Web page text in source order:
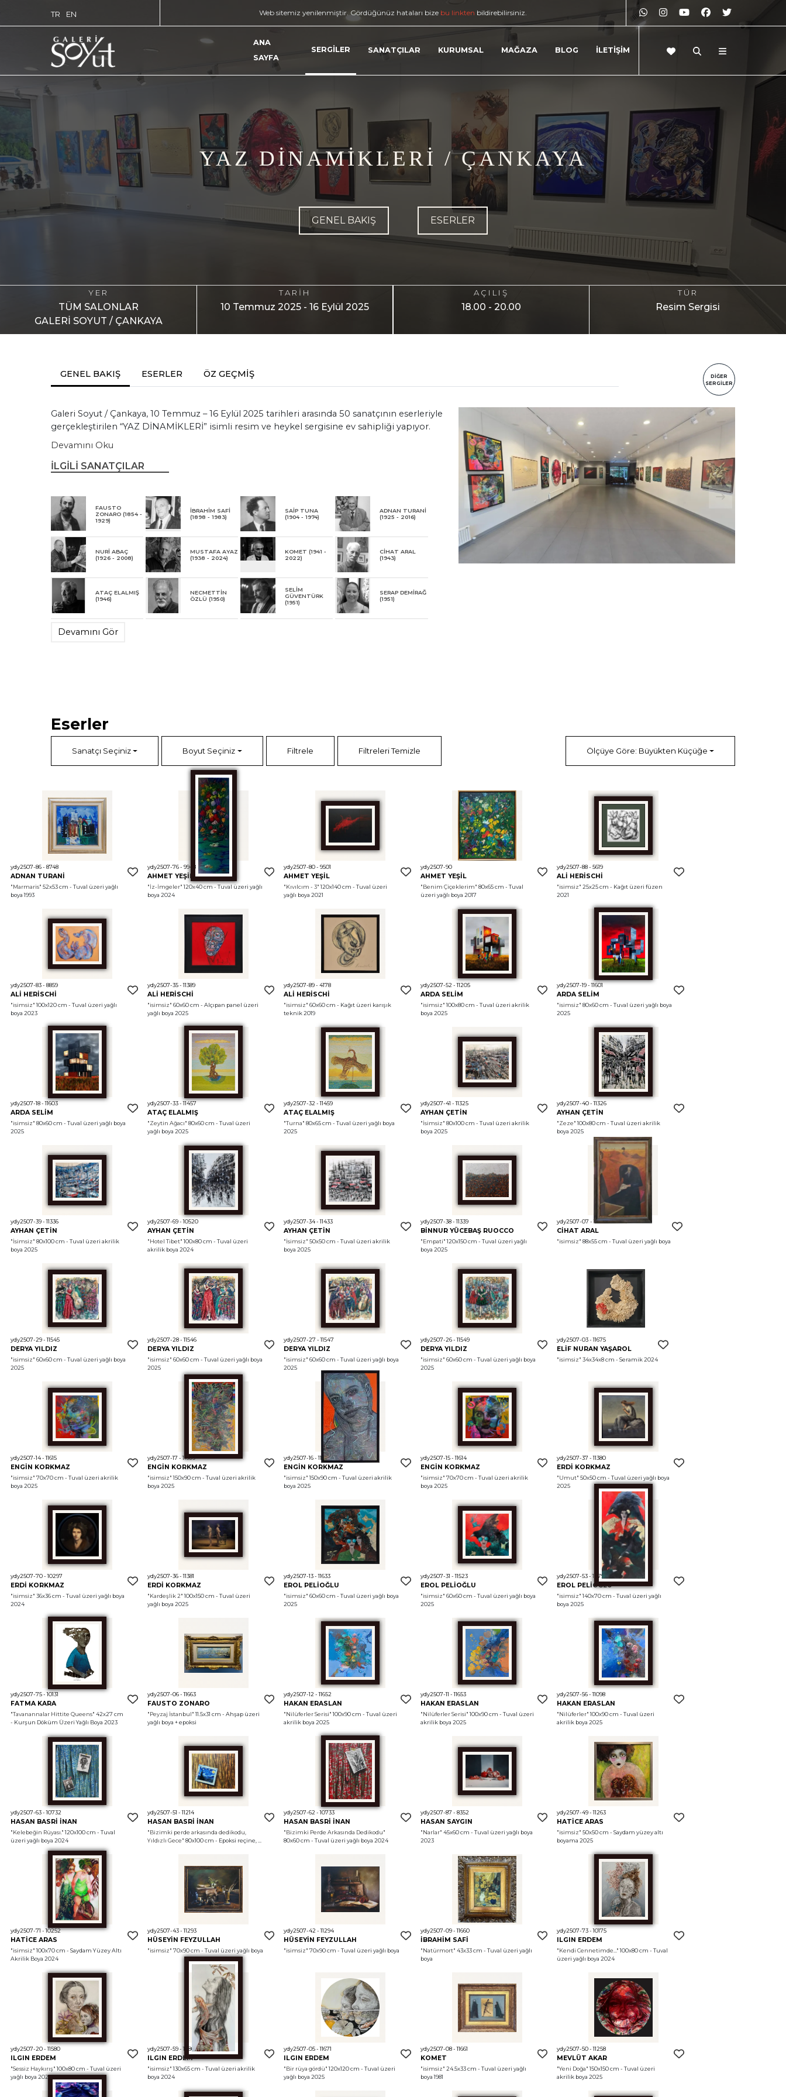
TR EN Web sitemiz yenilenmiştir. Gördüğünüz hataları bize bu linkten bildirebilirsiniz.
ANA
SAYFA
SERGİLER SANATÇILAR KURUMSAL MAĞAZA BLOG İLETİŞİM
YAZ DİNAMİKLERİ / ÇANKAYA
GENEL BAKIŞ ESERLER
YER
TÜM SALONLAR
GALERİ SOYUT / ÇANKAYA
TARİH
10 Temmuz 2025 - 16 Eylül 2025
AÇILIŞ
18.00 - 20.00
TÜR
Resim Sergisi
GENEL BAKIŞ ESERLER ÖZ GEÇMİŞ
DİĞER
SERGİLER
Galeri Soyut / Çankaya, 10 Temmuz – 16 Eylül 2025 tarihleri arasında 50 sanatçının eserleriyle
gerçekleştirilen “YAZ DİNAMİKLERİ” isimli resim ve heykel sergisine ev sahipliği yapıyor.
Devamını Oku
İLGİLİ SANATÇILAR
FAUSTO
ZONARO (1854 -
1929)
İBRAHİM SAFİ
(1898 - 1983)
SAİP TUNA
(1904 - 1974)
ADNAN TURANİ
(1925 - 2016)
NURİ ABAÇ
(1926 - 2008)
MUSTAFA AYAZ
(1938 - 2024)
KOMET (1941 -
2022)
CİHAT ARAL
(1943)
ATAÇ ELALMIŞ
(1946)
NECMETTİN
ÖZLÜ (1950)
SELİM
GÜVENTÜRK
(1951)
SERAP DEMİRAĞ
(1951)
Devamını Gör
Eserler
Sanatçı Seçiniz Boyut Seçiniz Filtrele Filtreleri Temizle Ölçüye Göre: Büyükten Küçüğe
ydy2507-86 - 8748
ADNAN TURANİ
"Marmaris" 52x53 cm - Tuval üzeri yağlı
boya 1993
ydy2507-76 - 9948
AHMET YEŞİL
"İz-İmgeler" 120x40 cm - Tuval üzeri yağlı
boya 2024
ydy2507-80 - 9501
AHMET YEŞİL
"Kıvılcım - 3" 120x140 cm - Tuval üzeri
yağlı boya 2021
ydy2507-90
AHMET YEŞİL
"Benim Çiçeklerim" 80x65 cm - Tuval
üzeri yağlı boya 2017
ydy2507-88 - 5619
ALİ HERİSCHİ
"isimsiz" 25x25 cm - Kağıt üzeri füzen
2021
ydy2507-83 - 8859
ALİ HERİSCHİ
"isimsiz" 100x120 cm - Tuval üzeri yağlı
boya 2023
ydy2507-35 - 11389
ALİ HERİSCHİ
"isimsiz" 60x60 cm - Alçıpan panel üzeri
yağlı boya 2025
ydy2507-89 - 4178
ALİ HERİSCHİ
"isimsiz" 60x60 cm - Kağıt üzeri karışık
teknik 2019
ydy2507-52 - 11205
ARDA SELİM
"isimsiz" 100x80 cm - Tuval üzeri akrilik
boya 2025
ydy2507-19 - 11601
ARDA SELİM
"isimsiz" 80x60 cm - Tuval üzeri yağlı boya
2025
ydy2507-18 - 11603
ARDA SELİM
"isimsiz" 80x60 cm - Tuval üzeri yağlı boya
2025
ydy2507-33 - 11457
ATAÇ ELALMIŞ
"Zeytin Ağacı" 80x60 cm - Tuval üzeri
yağlı boya 2025
ydy2507-32 - 11459
ATAÇ ELALMIŞ
"Turna" 80x65 cm - Tuval üzeri yağlı boya
2025
ydy2507-41 - 11325
AYHAN ÇETİN
"İsimsiz" 80x100 cm - Tuval üzeri akrilik
boya 2025
ydy2507-40 - 11326
AYHAN ÇETİN
"Zeze" 100x80 cm - Tuval üzeri akrilik
boya 2025
ydy2507-39 - 11336
AYHAN ÇETİN
"İsimsiz" 80x100 cm - Tuval üzeri akrilik
boya 2025
ydy2507-69 - 10520
AYHAN ÇETİN
"Hotel Tibet" 100x80 cm - Tuval üzeri
akrilik boya 2024
ydy2507-34 - 11433
AYHAN ÇETİN
"İsimsiz" 50x50 cm - Tuval üzeri akrilik
boya 2025
ydy2507-38 - 11339
BİNNUR YÜCEBAŞ RUOCCO
"Empati" 120x150 cm - Tuval üzeri yağlı
boya 2025
ydy2507-07 - 11662
CİHAT ARAL
"isimsiz"
ydy2507-29 - 11545
DERYA YILDIZ
"isimsiz" 60x60 cm - Tuval üzeri yağlı boya
2025
ydy2507-28 - 11546
DERYA YILDIZ
"isimsiz" 60x60 cm - Tuval üzeri yağlı boya
2025
ydy2507-27 - 11547
DERYA YILDIZ
"isimsiz" 60x60 cm - Tuval üzeri yağlı boya
2025
ydy2507-26 - 11549
DERYA YILDIZ
"isimsiz" 60x60 cm - Tuval üzeri yağlı boya
2025
ydy2507-03 - 11675
ELİF NURAN YAŞAROL
"isimsiz" 34x34x8 cm - Seramik 2024
ydy2507-14 - 11615
ENGİN KORKMAZ
"isimsiz" 70x70 cm - Tuval üzeri akrilik
boya 2025
ydy2507-17 - 11609
ENGİN KORKMAZ
"isimsiz" 150x90 cm - Tuval üzeri akrilik
boya 2025
ydy2507-16 - 11610
ENGİN KORKMAZ
"isimsiz" 150x90 cm - Tuval üzeri akrilik
boya 2025
ydy2507-15 - 11614
ENGİN KORKMAZ
"isimsiz" 70x70 cm - Tuval üzeri akrilik
boya 2025
ydy2507-37 - 11380
ERDİ KORKMAZ
"Umut" 50x50 cm - Tuval üzeri yağlı boya
2025
ydy2507-70 - 10297
ERDİ KORKMAZ
"isimsiz" 36x36 cm - Tuval üzeri yağlı boya
2024
ydy2507-36 - 11381
ERDİ KORKMAZ
"Kardeşlik 2" 100x150 cm - Tuval üzeri
yağlı boya 2025
ydy2507-13 - 11633
EROL PELİOĞLU
"isimsiz" 60x60 cm - Tuval üzeri yağlı boya
2025
ydy2507-31 - 11523
EROL PELİOĞLU
"isimsiz" 60x60 cm - Tuval üzeri yağlı boya
2025
ydy2507-53 - 11179
EROL PELİOĞLU
"isimsiz" 140x70 cm - Tuval üzeri yağlı
boya 2025
ydy2507-75 - 10131
FATMA KARA
"Tavanannalar Hittite Queens" 42x27 cm
- Kurşun Döküm Üzeri Yağlı Boya 2023
ydy2507-06 - 11663
FAUSTO ZONARO
"Peyzaj İstanbul" 11.5x31 cm - Ahşap üzeri
ydy2507-12 - 11652
HAKAN ERASLAN
"Nilüferler Serisi" 100x90 cm - Tuval üzeri
akrilik boya 2025
ydy2507-11 - 11653
HAKAN ERASLAN
"Nilüferler Serisi" 100x90 cm - Tuval üzeri
akrilik boya 2025
ydy2507-56 - 11098
HAKAN ERASLAN
"Nilüferler" 100x90 cm - Tuval üzeri
akrilik boya 2025
ydy2507-63 - 10732
HASAN BASRİ İNAN
"Kelebeğin Rüyası." 120x100 cm - Tuval
üzeri yağlı boya 2024
ydy2507-51 - 11214
HASAN BASRİ İNAN
"Bizimki perde arkasında dedikodu,
Yıldızlı Gece" 80x100 cm - Epoksi reçine,
ydy2507-62 - 10733
HASAN BASRİ İNAN
"Bizimki Perde Arkasında Dedikodu"
80x60 cm - Tuval üzeri yağlı boya 2024
ydy2507-87 - 8352
HASAN SAYGIN
"Narlar" 45x60 cm - Tuval üzeri yağlı boya
2023
ydy2507-49 - 11263
HATİCE ARAS
"isimsiz" 50x50 cm - Saydam yüzey altı
boyama 2025
ydy2507-71 - 10252
HATİCE ARAS
"isimsiz" 100x70 cm - Saydam Yüzey Altı
Akrilik Boya 2024
ydy2507-43 - 11293
HÜSEYİN FEYZULLAH
"isimsiz"
ydy2507-42 - 11294
HÜSEYİN FEYZULLAH
"isimsiz"
ydy2507-09 - 11660
İBRAHİM SAFİ
"Natürmort" 43x33 cm - Tuval üzeri yağlı
ydy2507-73 - 10175
ILGIN ERDEM
"Kendi Cennetimde..." 100x80 cm - Tuval
üzeri yağlı boya 2024
ydy2507-20 - 11580
ILGIN ERDEM
"Sessiz Haykırış" 100x80 cm - Tuval üzeri
yağlı boya 2025
ydy2507-59 - 10863
ILGIN ERDEM
"isimsiz" 130x65 cm - Tuval üzeri akrilik
boya 2024
ydy2507-05 - 11671
ILGIN ERDEM
"Bir rüya gördü" 120x120 cm - Tuval üzeri
yağlı boya 2025
ydy2507-08 - 11661
KOMET
"isimsiz" 24.5x33 cm - Tuval üzeri yağlı
boya 1981
ydy2507-50 - 11258
MEVLÜT AKAR
"Yeni Doğa" 150x150 cm - Tuval üzeri
akrilik boya 2025